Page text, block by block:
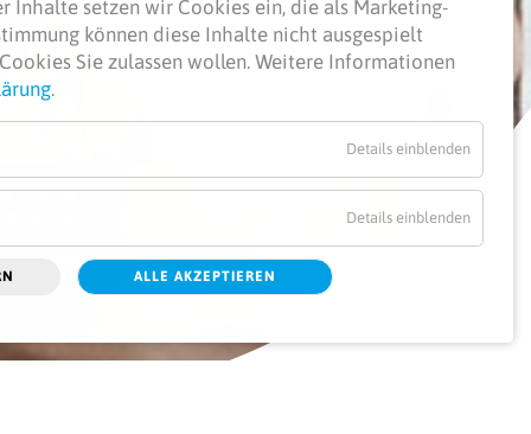
&
BETREUUNG &
INTEGRATION
Inhalte setzen wir Cookies ein, die als Marketing-
können diese Inhalte nicht ausgespielt
Sie zulassen wollen. Weitere Informationen
.
Details einblenden
Details einblenden
ALLE AKZEPTIEREN